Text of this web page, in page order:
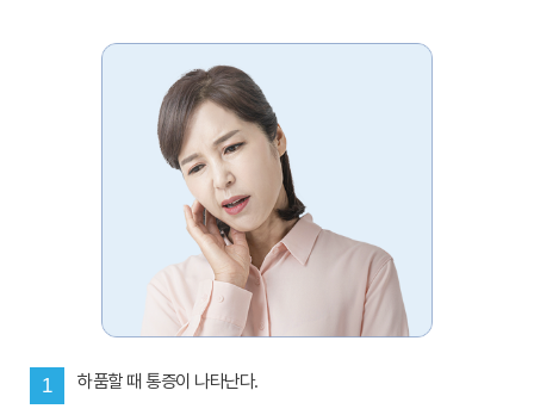
1 하품할 때 통증이 나타난다.